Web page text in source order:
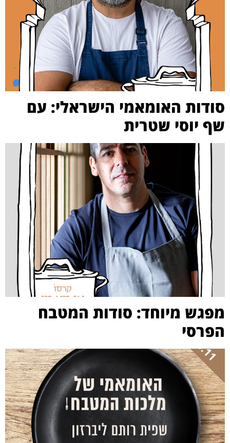
סודות האומאמי הישראלי: עם
שף יוסי שטרית
מפגש מיוחד: סודות המטבח
הפרסי